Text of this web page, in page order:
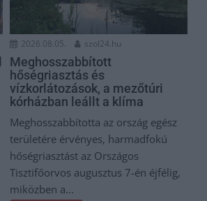
2026.08.05. szol24.hu
Meghosszabbított
hőségriasztás és
vízkorlátozások, a mezőtúri
kórházban leállt a klíma
Meghosszabbította az ország egész
területére érvényes, harmadfokú
hőségriasztást az Országos
Tisztifőorvos augusztus 7-én éjfélig,
miközben a...